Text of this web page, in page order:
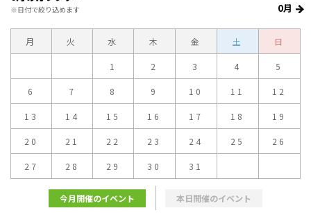
※日付で絞り込めます 0月
月 火 水 木 金 土 日
1 2 3 4 5
6 7 8 9 10 11 12
13 14 15 16 17 18 19
20 21 22 23 24 25 26
27 28 29 30 31
今月開催のイベント 本日開催のイベント